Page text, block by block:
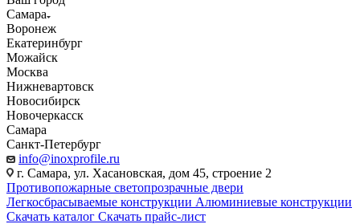
Самара
Воронеж
Екатеринбург
Можайск
Москва
Нижневартовск
Новосибирск
Новочеркасск
Самара
Санкт-Петербург
info@inoxprofile.ru
г. Самара, ул. Хасановская, дом 45, строение 2
Противопожарные светопрозрачные двери
Легкосбрасываемые конструкции Алюминиевые конструкции
Скачать каталог Скачать прайс-лист